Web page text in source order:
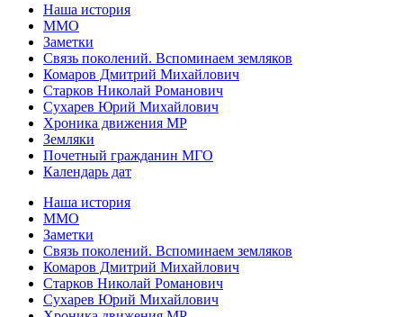
Наша история
ММО
Заметки
Связь поколений. Вспоминаем земляков
Комаров Дмитрий Михайлович
Старков Николай Романович
Сухарев Юрий Михайлович
Хроника движения МР
Земляки
Почетный гражданин МГО
Календарь дат
Наша история
ММО
Заметки
Связь поколений. Вспоминаем земляков
Комаров Дмитрий Михайлович
Старков Николай Романович
Сухарев Юрий Михайлович